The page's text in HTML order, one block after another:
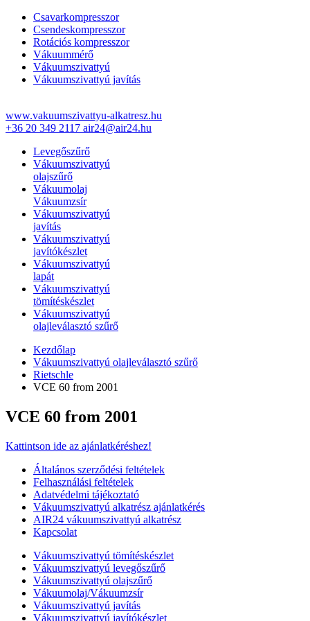
Csavarkompresszor
Csendeskompresszor
Rotációs kompresszor
Vákuummérő
Vákuumszivattyú
Vákuumszivattyú javítás
www.vakuumszivattyu-alkatresz.hu
+36 20 349 2117 air24@air24.hu
Levegőszűrő
Vákuumszivattyú
olajszűrő
Vákuumolaj
Vákuumzsír
Vákuumszivattyú
javítás
Vákuumszivattyú
javítókészlet
Vákuumszivattyú
lapát
Vákuumszivattyú
tömítéskészlet
Vákuumszivattyú
olajleválasztó szűrő
Kezdőlap
Vákuumszivattyú olajleválasztó szűrő
Rietschle
VCE 60 from 2001
VCE 60 from 2001
Kattintson ide az ajánlatkéréshez!
Általános szerződési feltételek
Felhasználási feltételek
Adatvédelmi tájékoztató
Vákuumszivattyú alkatrész ajánlatkérés
AIR24 vákuumszivattyú alkatrész
Kapcsolat
Vákuumszivattyú tömítéskészlet
Vákuumszivattyú levegőszűrő
Vákuumszivattyú olajszűrő
Vákuumolaj/Vákuumzsír
Vákuumszivattyú javítás
Vákuumszivattyú javítókészlet